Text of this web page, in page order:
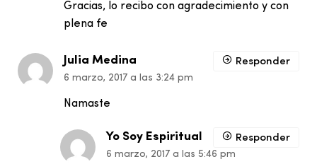
Gracias, lo recibo con agradecimiento y con
plena fe
Julia Medina
6 marzo, 2017 a las 3:24 pm
Namaste
Responder
Yo Soy Espiritual
6 marzo, 2017 a las 5:46 pm
Responder